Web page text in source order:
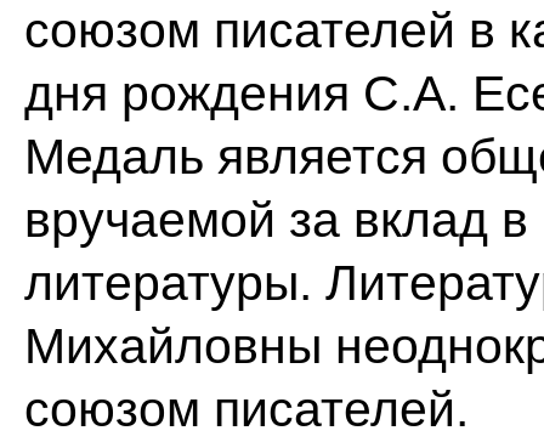
союзом писателей в
дня рождения С.А.
Медаль является
вручаемой за вклад в
литературы.
Михайловны
союзом писателей.